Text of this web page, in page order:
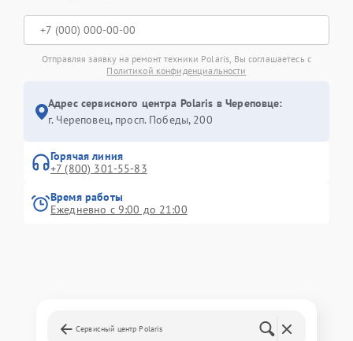
Отправляя заявку на ремонт техники Polaris, Вы соглашаетесь с
Политикой конфиденциальности
Адрес сервисного центра Polaris в Череповце:
г. Череповец, просп. Победы, 200
Горячая линия
+7 (800) 301-55-83
Время работы
Ежедневно с 9:00 до 21:00
Сервисный центр Polaris